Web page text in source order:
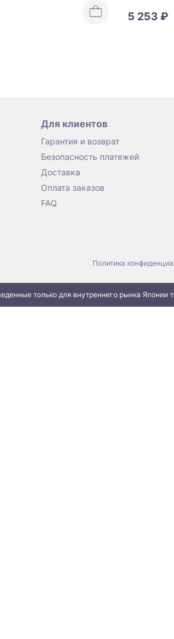
5 253 ₽
Для клиентов
Гарантия и возврат
Безопасность платежей
Доставка
Оплата заказов
FAQ
Политика
только для внутреннего рынка Японии